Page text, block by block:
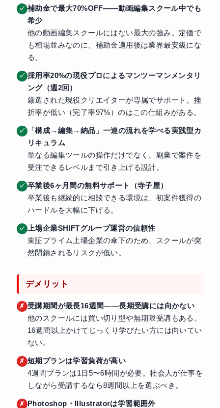
補助金で最大70%OFF——動画編集スクール中でも
希少
他の動画編集スクールにはない最大の強み。定価で
も相場並みなのに、補助金適用後は業界最安級にな
る。
採用率20%の現役プロによるマンツーマンメンタリ
ング（週2回）
厳選された現役クリエイターが専属でサポート。挫
折率が低い（完了率97%）のはこの仕組みがある。
「構成→編集→納品」一連の流れを学べる実践型カ
リキュラム
単なる編集ツールの操作だけでなく、副業で案件を
受注できるレベルまで引き上げる設計。
卒業後6ヶ月間の無料サポート（寺子屋）
卒業後も継続的に相談できる環境は、初案件獲得の
ハードルを大幅に下げる。
上場企業SHIFTグループ運営の信頼性
東証プライム上場企業の傘下のため、スクールが突
然閉鎖されるリスクが低い。
デメリット
受講期間が最長16週間——長期受講には向かない
他のスクールには買い切り型や無期限受講もある。
16週間以上かけてじっくり学びたい方には向いてい
ない。
短期プランは学習負荷が高い
4週間プランは1日5〜6時間が必要。社会人が仕事を
しながら受講するなら8週間以上を選ぶべき。
Photoshop・Illustratorは学習範囲外